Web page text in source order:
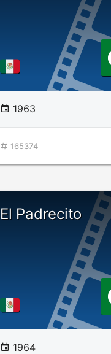
1963
165374
El Padrecito
1964